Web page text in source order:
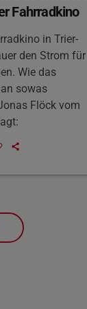
Fahrradkino
in Trier-
den Strom für
Wie das
sowas
Flöck vom